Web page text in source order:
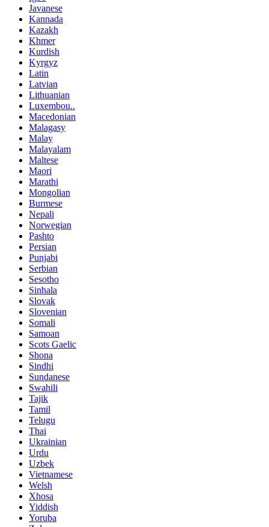
Javanese
Kannada
Kazakh
Khmer
Kurdish
Kyrgyz
Latin
Latvian
Lithuanian
Luxembou..
Macedonian
Malagasy
Malay
Malayalam
Maltese
Maori
Marathi
Mongolian
Burmese
Nepali
Norwegian
Pashto
Persian
Punjabi
Serbian
Sesotho
Sinhala
Slovak
Slovenian
Somali
Samoan
Scots Gaelic
Shona
Sindhi
Sundanese
Swahili
Tajik
Tamil
Telugu
Thai
Ukrainian
Urdu
Uzbek
Vietnamese
Welsh
Xhosa
Yiddish
Yoruba